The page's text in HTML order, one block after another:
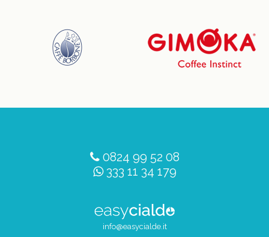
0824 99 52 08
333 11 34 179
info@easycialde.it